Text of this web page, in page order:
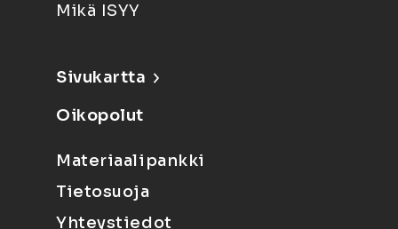
Mikä ISYY
Sivukartta
Oikopolut
Materiaalipankki
Tietosuoja
Yhteystiedot